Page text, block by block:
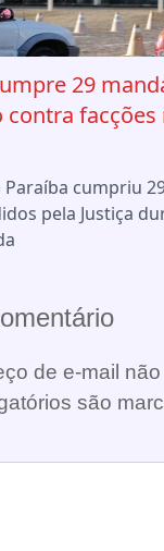
29
contra facções
Paraíba cumpriu
pela Justiça
de e-mail
são